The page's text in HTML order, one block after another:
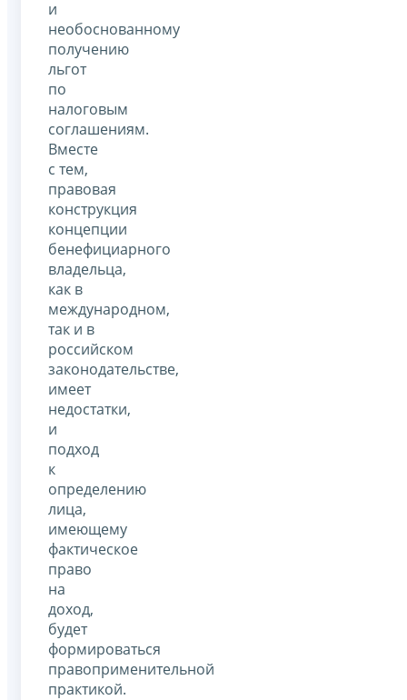
и
необоснованному
получению
льгот
по
налоговым
соглашениям.
Вместе
с тем,
правовая
конструкция
концепции
бенефициарного
владельца,
как в
международном,
так и в
российском
законодательстве,
имеет
недостатки,
и
подход
к
определению
лица,
имеющему
фактическое
право
на
доход,
будет
формироваться
правоприменительной
практикой.